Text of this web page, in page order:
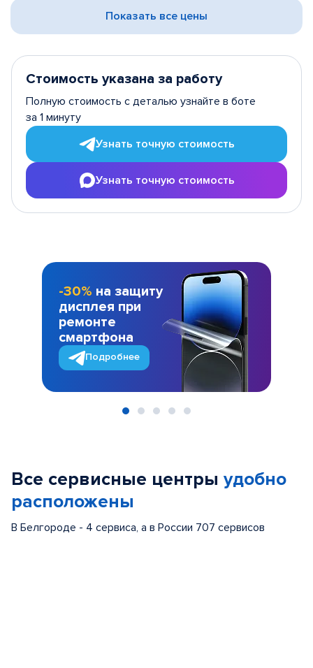
Показать все цены
Стоимость указана за работу
Полную стоимость с деталью узнайте в боте
за 1 минуту
Узнать точную стоимость
Узнать точную стоимость
-30% на защиту
дисплея при
ремонте
смартфона
Подробнее
Все сервисные центры удобно
расположены
В Белгороде - 4 сервиса, а в России 707 сервисов